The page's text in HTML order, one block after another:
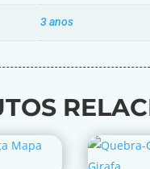
3 anos